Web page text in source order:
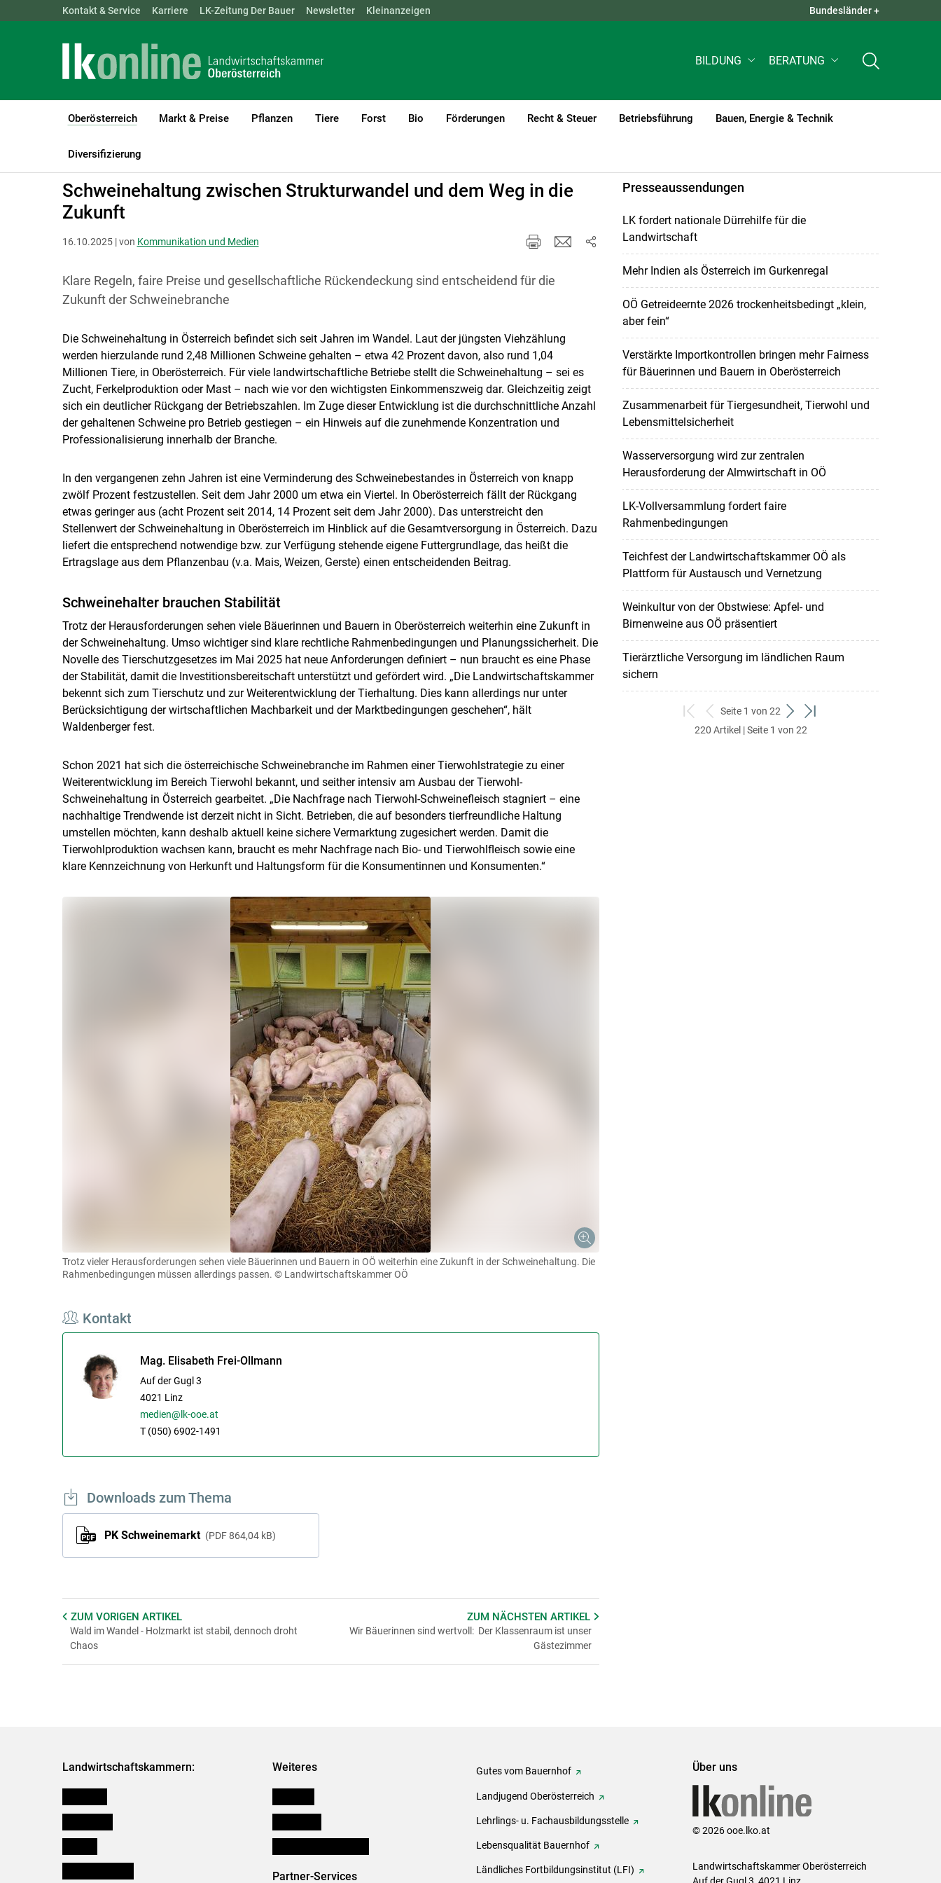
Landwirtschaftskammern: ÖSTERREICH BGLD KTN NÖ OÖ SBG STMK QUICK LINKS +
Kontakt & Service Karriere LK-Zeitung Der Bauer Newsletter Kleinanzeigen Bundesländer +
BILDUNG BERATUNG
Oberösterreich
(current)1
Markt & Preise Pflanzen Tiere Forst Bio Förderungen Recht & Steuer Betriebsführung Bauen, Energie & Technik
Diversifizierung
LK Oberösterreich Oberösterreich
Schweinehaltung zwischen Strukturwandel und dem Weg in die
Zukunft
16.10.2025 | von Kommunikation und Medien
Klare Regeln, faire Preise und gesellschaftliche Rückendeckung sind entscheidend für die
Zukunft der Schweinebranche
Die Schweinehaltung in Österreich befindet sich seit Jahren im Wandel. Laut der jüngsten Viehzählung
werden hierzulande rund 2,48 Millionen Schweine gehalten – etwa 42 Prozent davon, also rund 1,04
Millionen Tiere, in Oberösterreich. Für viele landwirtschaftliche Betriebe stellt die Schweinehaltung – sei es
Zucht, Ferkelproduktion oder Mast – nach wie vor den wichtigsten Einkommenszweig dar. Gleichzeitig zeigt
sich ein deutlicher Rückgang der Betriebszahlen. Im Zuge dieser Entwicklung ist die durchschnittliche Anzahl
der gehaltenen Schweine pro Betrieb gestiegen – ein Hinweis auf die zunehmende Konzentration und
Professionalisierung innerhalb der Branche.
In den vergangenen zehn Jahren ist eine Verminderung des Schweinebestandes in Österreich von knapp
zwölf Prozent festzustellen. Seit dem Jahr 2000 um etwa ein Viertel. In Oberösterreich fällt der Rückgang
etwas geringer aus (acht Prozent seit 2014, 14 Prozent seit dem Jahr 2000). Das unterstreicht den
Stellenwert der Schweinehaltung in Oberösterreich im Hinblick auf die Gesamtversorgung in Österreich. Dazu
liefert die entsprechend notwendige bzw. zur Verfügung stehende eigene Futtergrundlage, das heißt die
Ertragslage aus dem Pflanzenbau (v.a. Mais, Weizen, Gerste) einen entscheidenden Beitrag.
Schweinehalter brauchen Stabilität
Trotz der Herausforderungen sehen viele Bäuerinnen und Bauern in Oberösterreich weiterhin eine Zukunft in
der Schweinehaltung. Umso wichtiger sind klare rechtliche Rahmenbedingungen und Planungssicherheit. Die
Novelle des Tierschutzgesetzes im Mai 2025 hat neue Anforderungen definiert – nun braucht es eine Phase
der Stabilität, damit die Investitionsbereitschaft unterstützt und gefördert wird. „Die Landwirtschaftskammer
bekennt sich zum Tierschutz und zur Weiterentwicklung der Tierhaltung. Dies kann allerdings nur unter
Berücksichtigung der wirtschaftlichen Machbarkeit und der Marktbedingungen geschehen“, hält
Waldenberger fest.
Schon 2021 hat sich die österreichische Schweinebranche im Rahmen einer Tierwohlstrategie zu einer
Weiterentwicklung im Bereich Tierwohl bekannt, und seither intensiv am Ausbau der Tierwohl-
Schweinehaltung in Österreich gearbeitet. „Die Nachfrage nach Tierwohl-Schweinefleisch stagniert – eine
nachhaltige Trendwende ist derzeit nicht in Sicht. Betrieben, die auf besonders tierfreundliche Haltung
umstellen möchten, kann deshalb aktuell keine sichere Vermarktung zugesichert werden. Damit die
Tierwohlproduktion wachsen kann, braucht es mehr Nachfrage nach Bio- und Tierwohlfleisch sowie eine
klare Kennzeichnung von Herkunft und Haltungsform für die Konsumentinnen und Konsumenten.“
Trotz vieler Herausforderungen sehen viele Bäuerinnen und Bauern in OÖ weiterhin eine Zukunft in der Schweinehaltung. Die
Rahmenbedingungen müssen allerdings passen. © Landwirtschaftskammer OÖ
Kontakt
Mag. Elisabeth Frei-Ollmann
Auf der Gugl 3
4021 Linz
medien@lk-ooe.at
T (050) 6902-1491
Downloads zum Thema
PK Schweinemarkt PDF 864,04 kB
ZUM VORIGEN ARTIKEL
Wald im Wandel - Holzmarkt ist stabil, dennoch droht
Chaos
ZUM NÄCHSTENARTIKEL
Wir Bäuerinnen sind wertvoll: Der Klassenraum ist unser
Gästezimmer
Presseaussendungen
LK fordert nationale Dürrehilfe für die
Landwirtschaft
Mehr Indien als Österreich im Gurkenregal
OÖ Getreideernte 2026 trockenheitsbedingt „klein,
aber fein“
Verstärkte Importkontrollen bringen mehr Fairness
für Bäuerinnen und Bauern in Oberösterreich
Zusammenarbeit für Tiergesundheit, Tierwohl und
Lebensmittelsicherheit
Wasserversorgung wird zur zentralen
Herausforderung der Almwirtschaft in OÖ
LK-Vollversammlung fordert faire
Rahmenbedingungen
Teichfest der Landwirtschaftskammer OÖ als
Plattform für Austausch und Vernetzung
Weinkultur von der Obstwiese: Apfel- und
Birnenweine aus OÖ präsentiert
Tierärztliche Versorgung im ländlichen Raum
sichern
zum
ersten
zurück
zum
Seite 1 von 22
weiter
zum
zum
220 Artikel | Seite 1 von 22
Landwirtschaftskammern: Weiteres
Partner-Services
Gutes vom Bauernhof
Landjugend Oberösterreich
Lehrlings- u. Fachausbildungsstelle
Lebensqualität Bauernhof
Ländliches Fortbildungsinstitut (LFI)
Über uns
© 2026 ooe.lko.at
Landwirtschaftskammer Oberösterreich
Auf der Gugl 3, 4021 Linz